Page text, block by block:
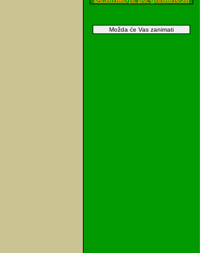
Možda će Vas zanimati